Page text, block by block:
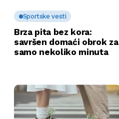
Sportske vesti
Brza pita bez kora:
savršen domaći obrok za
samo nekoliko minuta